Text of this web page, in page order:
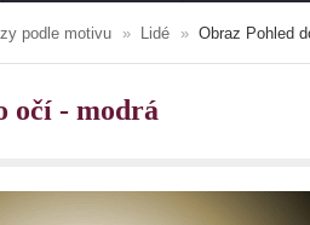
podle motivu Lidé Obraz Pohled
očí - modrá